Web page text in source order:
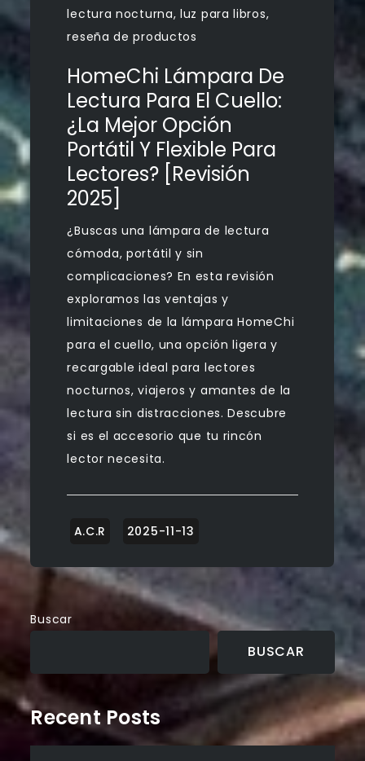
lectura nocturna,luz para libros,
reseña de productos
HomeChi Lámpara De
Lectura Para El Cuello:
¿la Mejor Opción
Portátil Y Flexible Para
Lectores? [Revisión
2025]
¿Buscas una lámpara de lectura
cómoda, portátil y sin
complicaciones? En esta revisión
exploramos las ventajas y
limitaciones de la lámpara HomeChi
para el cuello, una opción ligera y
recargable ideal para lectores
nocturnos, viajeros y amantes de la
lectura sin distracciones. Descubre
si es el accesorio que tu rincón
lector necesita.
Buscar
BUSCAR
Recent Posts